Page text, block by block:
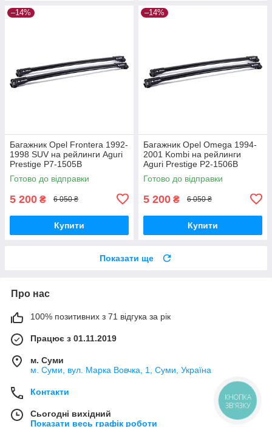
–14%
Багажник Opel Frontera 1992-
1998 SUV на рейлинги Aguri
Prestige P7-1505B
Готово до відправки
5 200 ₴ 6 050 ₴
Купити
–14%
Багажник Opel Omega 1994-
2001 Kombi на рейлинги
Aguri Prestige P2-1506B
Готово до відправки
5 200 ₴ 6 050 ₴
Купити
Показати ще
Про нас
100% позитивних з 71 відгука за рік
Працює з 01.11.2019
м. Суми
м. Суми, вул. Марка Вовчка, 1, Суми, Україна
Контакти
Сьогодні вихідний
Показати весь графік роботи
КНОПКА
ЗВ'ЯЗКУ